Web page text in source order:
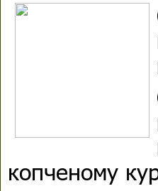
копченому